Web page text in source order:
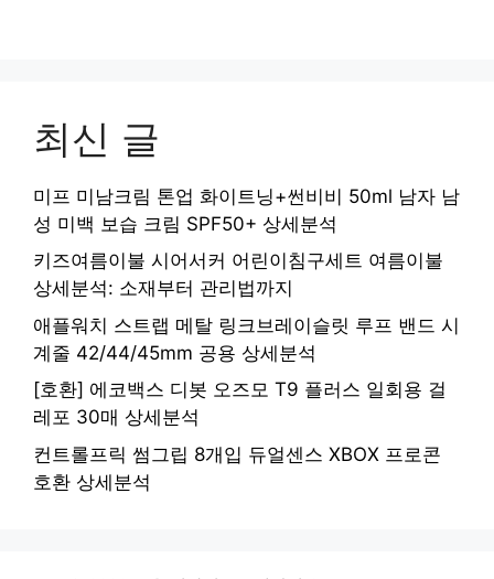
최신 글
미프 미남크림 톤업 화이트닝+썬비비 50ml 남자 남
성 미백 보습 크림 SPF50+ 상세분석
키즈여름이불 시어서커 어린이침구세트 여름이불
상세분석: 소재부터 관리법까지
애플워치 스트랩 메탈 링크브레이슬릿 루프 밴드 시
계줄 42/44/45mm 공용 상세분석
[호환] 에코백스 디봇 오즈모 T9 플러스 일회용 걸
레포 30매 상세분석
컨트롤프릭 썸그립 8개입 듀얼센스 XBOX 프로콘
호환 상세분석